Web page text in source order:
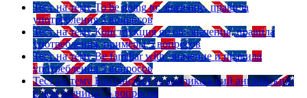
Тест на тему To be going to: значение, правила
употребления 5 вопросов
Тест на тему Конструкция go on: значения, правила
употребления, примеры 5 вопросов
Тест на тему Be familiar with: значение и правила
употребления 5 вопросов
Тест на тему Британский vs американский английский:
в чем разница? 5 вопросов